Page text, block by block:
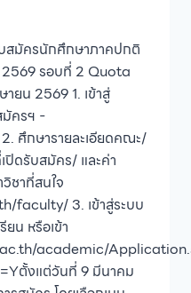
สมัครนักศึกษาภาคปกติ
รอบที่ 2 Quota
ยน 2569 1. เข้าสู่
มัครฯ -
ศึกษารายละเอียดคณะ/
ปิดรับสมัคร/ และค่า
ชาที่สนใจ
faculty/ 3. เข้าสู่ระบบ
ยน หรือเข้า
academic/
ตั้งแต่วันที่ 9 มีนาคม